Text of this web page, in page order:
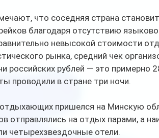
что соседняя страна
благодаря отсутствию
невысокой стоимости
рынка, средний чек
российских рублей — это примерно
проводили в стране три ночи.
пришелся на Минскую
отправлялись на отдых парами, а
четырехзвездочные отели.